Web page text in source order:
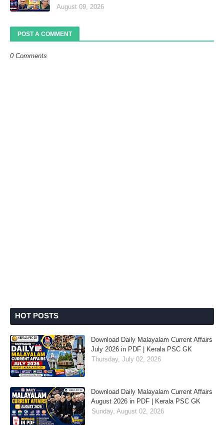
August 09, 2026
POST A COMMENT
0 Comments
HOT POSTS
Download Daily Malayalam Current Affairs
July 2026 in PDF | Kerala PSC GK
Thursday, July 02, 2026
Download Daily Malayalam Current Affairs
August 2026 in PDF | Kerala PSC GK
Sunday, August 02, 2026